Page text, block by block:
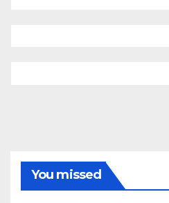
You missed